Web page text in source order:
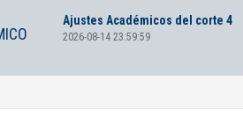
Ajustes Académicos del corte 4
2026-08-14 23:59:59